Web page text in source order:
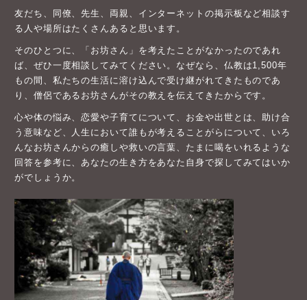
友だち、同僚、先生、両親、インターネットの掲示板など相談す
る人や場所はたくさんあると思います。
そのひとつに、「お坊さん」を考えたことがなかったのであれ
ば、ぜひ一度相談してみてください。なぜなら、仏教は1,500年
もの間、私たちの生活に溶け込んで受け継がれてきたものであ
り、僧侶であるお坊さんがその教えを伝えてきたからです。
心や体の悩み、恋愛や子育てについて、お金や出世とは、助け合
う意味など、人生において誰もが考えることがらについて、いろ
んなお坊さんからの癒しや救いの言葉、たまに喝をいれるような
回答を参考に、あなたの生き方をあなた自身で探してみてはいか
がでしょうか。